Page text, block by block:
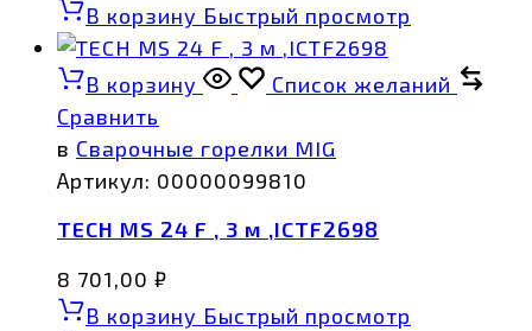
В корзину Быстрый просмотр
В корзину
Список желаний
Сравнить
в Сварочные горелки MIG
Артикул: 00000099810
TECH MS 24 F , 3 м ,ICTF2698
8 701,00 ₽
В корзину Быстрый просмотр